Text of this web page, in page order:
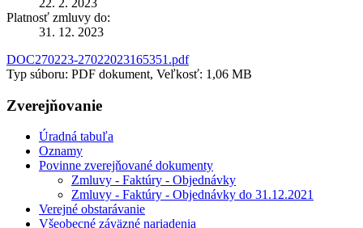
Platnosť zmluvy do:
31. 12. 2023
DOC270223-27022023165351.pdf
Typ súboru: PDF dokument, Veľkosť: 1,06 MB
Zverejňovanie
Úradná tabuľa
Oznamy
Povinne zverejňované dokumenty
Zmluvy - Faktúry - Objednávky
Zmluvy - Faktúry - Objednávky do 31.12.2021
Verejné obstarávanie
Všeobecné záväzné nariadenia